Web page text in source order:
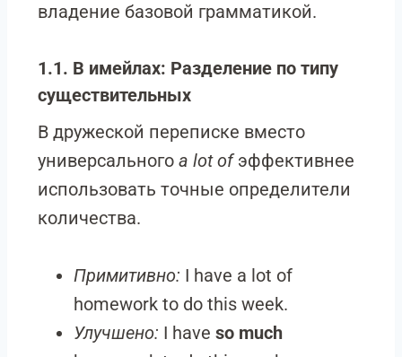
владение базовой грамматикой.
1.1. В имейлах: Разделение по типу
существительных
В дружеской переписке вместо
универсального a lot ofэффективнее
использовать точные определители
количества.
Примитивно: I have a lot of
homework to do this week.
Улучшено: I have so much